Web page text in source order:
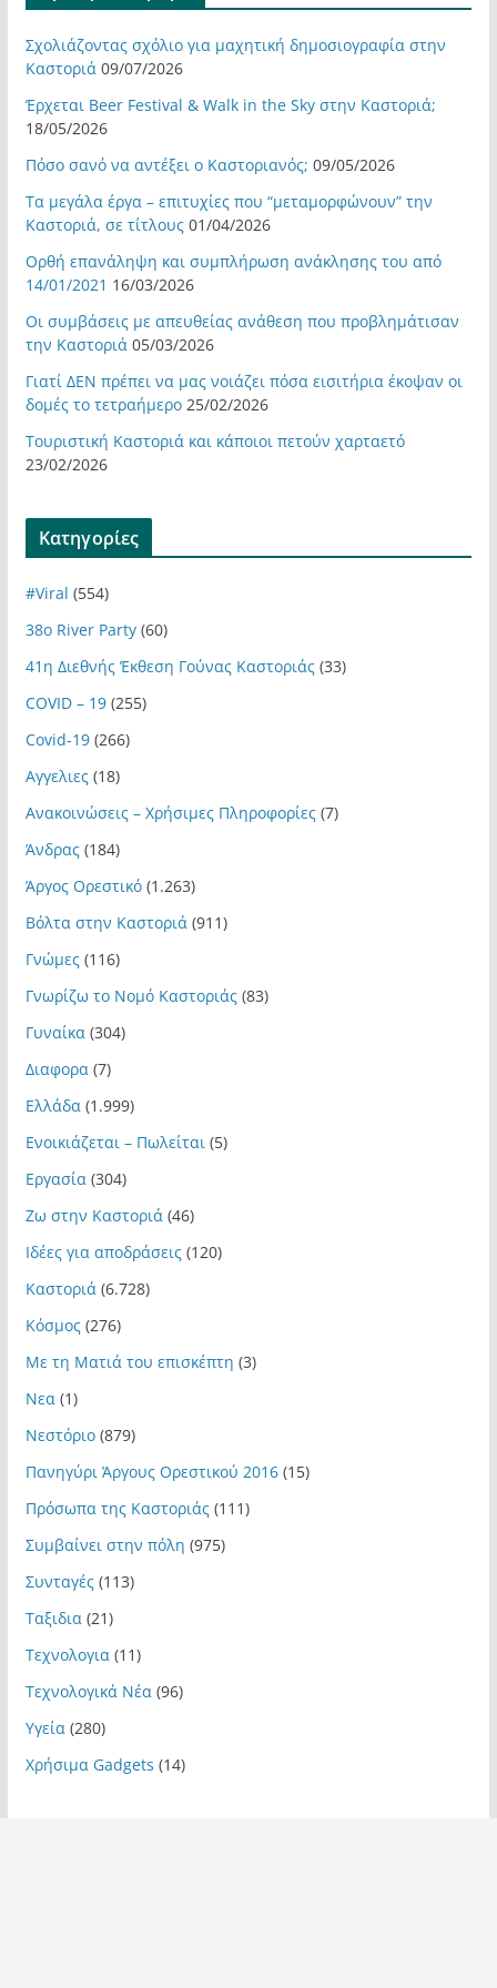
Σχολιάζοντας σχόλιο για μαχητική δημοσιογραφία στην
Καστοριά 09/07/2026
Έρχεται Beer Festival & Walk in the Sky στην Καστοριά;
18/05/2026
Πόσο σανό να αντέξει ο Καστοριανός; 09/05/2026
Τα μεγάλα έργα – επιτυχίες που “μεταμορφώνουν” την
Καστοριά, σε τίτλους 01/04/2026
Ορθή επανάληψη και συμπλήρωση ανάκλησης του από
14/01/2021 16/03/2026
Οι συμβάσεις με απευθείας ανάθεση που προβλημάτισαν
την Καστοριά 05/03/2026
Γιατί ΔΕΝ πρέπει να μας νοιάζει πόσα εισιτήρια έκοψαν οι
δομές το τετραήμερο 25/02/2026
Τουριστική Καστοριά και κάποιοι πετούν χαρταετό
23/02/2026
Kατηγορίες
#Viral (554)
38ο River Party(60)
41η Διεθνής Έκθεση Γούνας Καστοριάς(33)
COVID – 19(255)
Covid-19(266)
Αγγελιες(18)
Ανακοινώσεις – Χρήσιμες Πληροφορίες(7)
Άνδρας(184)
Άργος Ορεστικό(1.263)
Βόλτα στην Καστοριά(911)
Γνώμες(116)
Γνωρίζω το Νομό Καστοριάς(83)
Γυναίκα(304)
Διαφορα(7)
Ελλάδα(1.999)
Ενοικιάζεται – Πωλείται(5)
Εργασία(304)
Ζω στην Καστοριά(46)
Ιδέες για αποδράσεις(120)
Καστοριά(6.728)
Κόσμος(276)
Με τη Ματιά του επισκέπτη (3)
Νεα(1)
Νεστόριο(879)
Πανηγύρι Άργους Ορεστικού 2016(15)
Πρόσωπα της Καστοριάς(111)
Συμβαίνει στην πόλη (975)
Συνταγές(113)
Ταξιδια(21)
Τεχνολογια(11)
Τεχνολογικά Νέα(96)
Υγεία(280)
Χρήσιμα Gadgets (14)